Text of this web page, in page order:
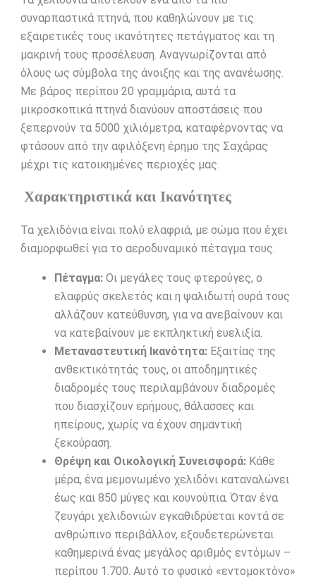
συναρπαστικά πτηνά, που καθηλώνουν με τις
εξαιρετικές τους ικανότητες πετάγματος και τη
μακρινή τους προσέλευση. Αναγνωρίζονται από
όλους ως σύμβολα της άνοιξης και της ανανέωσης.
Με βάρος περίπου 20 γραμμάρια, αυτά τα
μικροσκοπικά πτηνά διανύουν αποστάσεις που
ξεπερνούν τα 5000 χιλιόμετρα, καταφέρνοντας να
φτάσουν από την αφιλόξενη έρημο της Σαχάρας
μέχρι τις κατοικημένες περιοχές μας.
Χαρακτηριστικά και Ικανότητες
Τα χελιδόνια είναι πολύ ελαφριά, με σώμα που έχει
διαμορφωθεί για το αεροδυναμικό πέταγμα τους.
Πέταγμα:Οι μεγάλες τους φτερούγες, ο
ελαφρύς σκελετός και η ψαλιδωτή ουρά τους
αλλάζουν κατεύθυνση, για να ανεβαίνουν και
να κατεβαίνουν με εκπληκτική ευελιξία.
Μεταναστευτική Ικανότητα:Εξαιτίας της
ανθεκτικότητάς τους, οι αποδημητικές
διαδρομές τους περιλαμβάνουν διαδρομές
που διασχίζουν ερήμους, θάλασσες και
ηπείρους, χωρίς να έχουν σημαντική
ξεκούραση.
Θρέψη και Οικολογική Συνεισφορά:Κάθε
μέρα, ένα μεμονωμένο χελιδόνι καταναλώνει
έως και 850 μύγες και κουνούπια. Όταν ένα
ζευγάρι χελιδονιών εγκαθιδρύεται κοντά σε
ανθρώπινο περιβάλλον, εξουδετερώνεται
καθημερινά ένας μεγάλος αριθμός εντόμων –
περίπου 1.700. Αυτό το φυσικό «εντομοκτόνο»